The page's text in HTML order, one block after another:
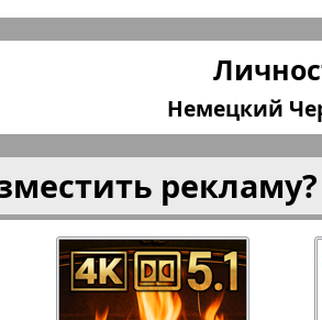
Наша Газета
Италия
газета Новая
Отдыхай-
продай
Немецкий